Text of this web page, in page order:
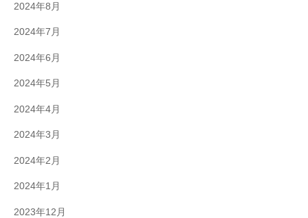
2024年8月
2024年7月
2024年6月
2024年5月
2024年4月
2024年3月
2024年2月
2024年1月
2023年12月